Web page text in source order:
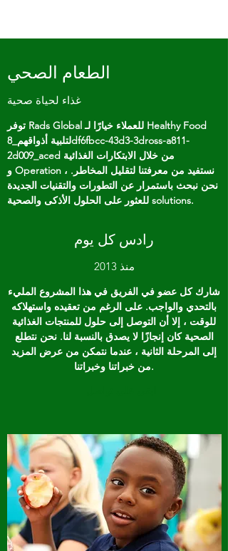
الطعام الصحي
غذاء لحياة صحية
توفر Rads Global للعملاء خيارًا لـ Healthy Food
لتلبية أذواقهم_8df6fbcc-43d3-3dross-a811-
2d009_aced من خلال الابتكارات الغذائية
و Operation ، نستفيد من معرفتنا لتقليل المخاطر.
نحن نبحث باستمرار عن التطورات والتقنيات الجديدة
للعثور على الحلول الأذكى والصحية solutions.
رادس كل يوم
منذ 2013
شارك كل عضو في الفريق في هذا المشروع المليء
بالتحدي والواجب. على الرغم من تعقيده واستهلاكه
للوقت ، إلا أن التوصل إلى حلول للمنتجات الغذائية
الصحية كان إنجازًا لا يصدق بالنسبة لنا. نحن نتطلع
إلى المرحلة الثانية ، عندما نتمكن من عرض المزيد
من خبراتنا وخبراتنا.